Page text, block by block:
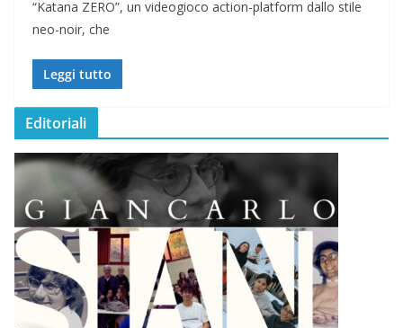
“Katana ZERO”, un videogioco action-platform dallo stile
neo-noir, che
Leggi tutto
Editoriali